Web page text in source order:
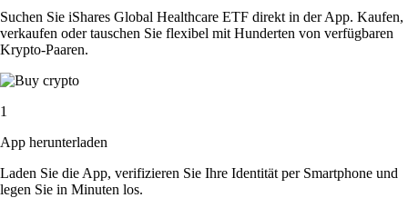
Suchen Sie iShares Global Healthcare ETF direkt in der App. Kaufen,
verkaufen oder tauschen Sie flexibel mit Hunderten von verfügbaren
Krypto-Paaren.
1
App herunterladen
Laden Sie die App, verifizieren Sie Ihre Identität per Smartphone und
legen Sie in Minuten los.